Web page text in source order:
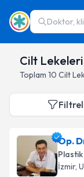
Doktor,
Cilt
Toplam 10 Cilt
Op.
İzmir,